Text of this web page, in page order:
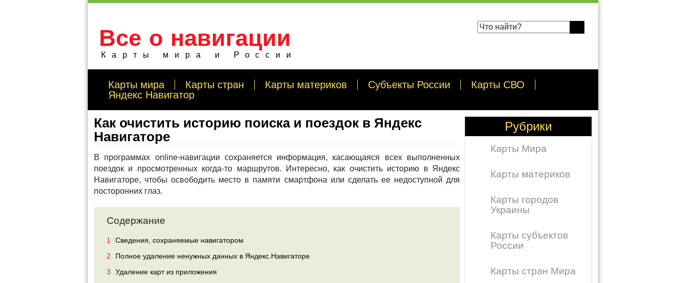
Все о навигации
Карты мира и России
Карты мира Карты стран Карты материков Субъекты России
Карты СВО
Яндекс Навигатор
Как очистить историю поиска и поездок в Яндекс
Навигаторе
В программах online-навигации сохраняется информация, касающаяся всех выполненных
поездок и просмотренных когда-то маршрутов. Интересно, как очистить историю в Яндекс
Навигаторе, чтобы освободить место в памяти смартфона или сделать ее недоступной для
посторонних глаз.
Содержание
1
Сведения, сохраняемые навигатором
2
Полное удаление ненужных данных в Яндекс.Навигаторе
3
Удаление карт из приложения
Рубрики
Карты Мира
Карты материков
Карты городов
Украины
Карты субъектов
России
Карты стран Мира